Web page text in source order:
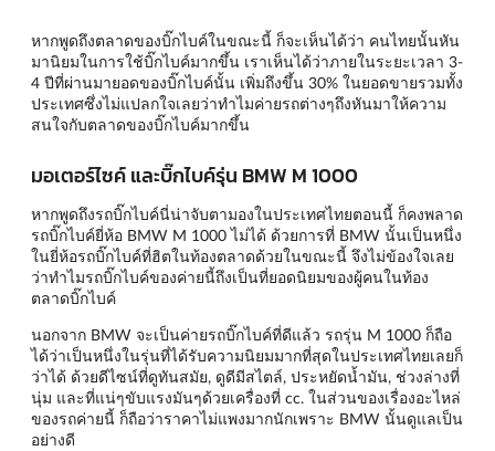
หากพูดถึงตลาดของบิ๊กไบค์ในขณะนี้ ก็จะเห็นได้ว่า คนไทยนั้นหัน
มานิยมในการใช้บิ๊กไบค์มากขึ้น เราเห็นได้ว่าภายในระยะเวลา 3-
4 ปีที่ผ่านมายอดของบิ๊กไบค์นั้น เพิ่มถึงขึ้น 30% ในยอดขายรวมทั้ง
ประเทศซึ่งไม่แปลกใจเลยว่าทำไมค่ายรถต่างๆถึงหันมาให้ความ
สนใจกับตลาดของบิ๊กไบค์มากขึ้น
มอเตอร์ไซค์ และบิ๊กไบค์รุ่น BMW M 1000
หากพูดถึงรถบิ๊กไบค์นี่น่าจับตามองในประเทศไทยตอนนี้ ก็คงพลาด
รถบิ๊กไบค์ยี่ห้อ BMW M 1000 ไม่ได้ ด้วยการที่ BMW นั้นเป็นหนึ่ง
ในยี่ห้อรถบิ๊กไบค์ที่ฮิตในท้องตลาดด้วยในขณะนี้ จึงไม่ข้องใจเลย
ว่าทำไมรถบิ๊กไบค์ของค่ายนี้ถึงเป็นที่ยอดนิยมของผู้คนในท้อง
ตลาดบิ๊กไบค์
นอกจาก BMW จะเป็นค่ายรถบิ๊กไบค์ที่ดีแล้ว รถรุ่น M 1000 ก็ถือ
ได้ว่าเป็นหนึ่งในรุ่นที่ได้รับความนิยมมากที่สุดในประเทศไทยเลยก็
ว่าได้ ด้วยดีไซน์ที่ดูทันสมัย, ดูดีมีสไตล์, ประหยัดน้ำมัน, ช่วงล่างที่
นุ่ม และที่แน่ๆขับแรงมันๆด้วยเครื่องที่ cc. ในส่วนของเรื่องอะไหล่
ของรถค่ายนี้ ก็ถือว่าราคาไม่แพงมากนักเพราะ BMW นั้นดูแลเป็น
อย่างดี